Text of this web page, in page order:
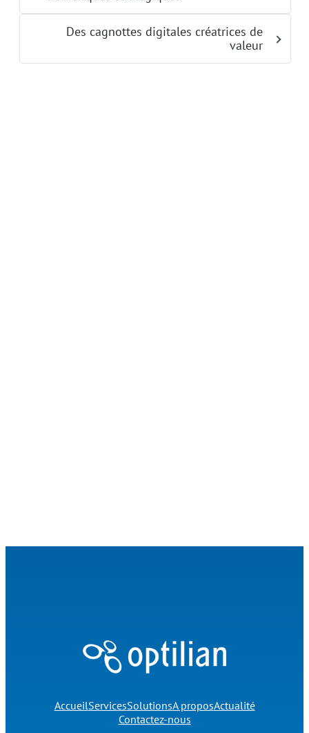
Des cagnottes digitales créatrices de
valeur
AccueilServicesSolutionsA proposActualité
Contactez-nous